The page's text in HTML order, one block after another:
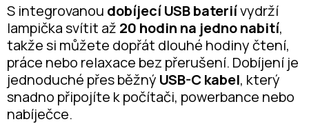
S integrovanou dobíjecí USB bateriívydrží
lampička svítit až 20 hodin na jedno nabití,
takže si můžete dopřát dlouhé hodiny čtení,
práce nebo relaxace bez přerušení. Dobíjení je
jednoduché přes běžný USB-C kabel, který
snadno připojíte k počítači, powerbance nebo
nabíječce.